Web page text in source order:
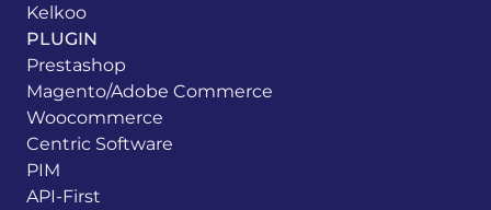
Kelkoo
PLUGIN
Prestashop
Magento/Adobe Commerce
Woocommerce
Centric Software
PIM
API-First